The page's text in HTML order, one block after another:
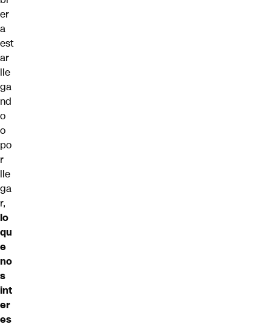
er
a
est
ar
lle
ga
nd
o
o
po
r
lle
ga
r,
lo
qu
e
no
s
int
er
es